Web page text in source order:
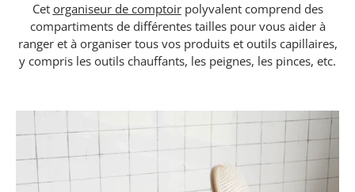
Cet organiseur de comptoirpolyvalent comprend des
compartiments de différentes tailles pour vous aider à
ranger et à organiser tous vos produits et outils capillaires,
y compris les outils chauffants, les peignes, les pinces, etc.